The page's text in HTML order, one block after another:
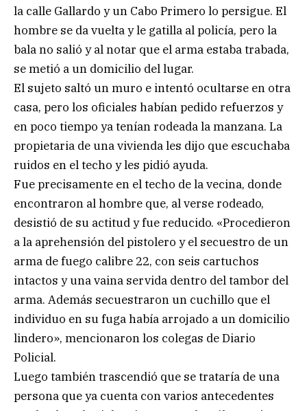
la calle Gallardo y un Cabo Primero lo persigue. El
hombre se da vuelta y le gatilla al policía, pero la
bala no salió y al notar que el arma estaba trabada,
se metió a un domicilio del lugar.
El sujeto saltó un muro e intentó ocultarse en otra
casa, pero los oficiales habían pedido refuerzos y
en poco tiempo ya tenían rodeada la manzana. La
propietaria de una vivienda les dijo que escuchaba
ruidos en el techo y les pidió ayuda.
Fue precisamente en el techo de la vecina, donde
encontraron al hombre que, al verse rodeado,
desistió de su actitud y fue reducido. «Procedieron
a la aprehensión del pistolero y el secuestro de un
arma de fuego calibre 22, con seis cartuchos
intactos y una vaina servida dentro del tambor del
arma. Además secuestraron un cuchillo que el
individuo en su fuga había arrojado a un domicilio
lindero», mencionaron los colegas de Diario
Policial.
Luego también trascendió que se trataría de una
persona que ya cuenta con varios antecedentes